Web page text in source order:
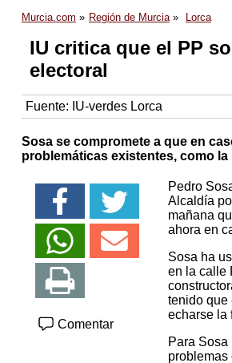
Murcia.com Región de Murcia Lorca
IU critica que el PP
electoral
Fuente: IU-verdes Lorca
Sosa se compromete a que en
problemáticas existentes, como
Comentar
Pedro
Alcaldía
mañana
ahora en
Sosa ha
en la calle
tenido que
echarse la
Para
problemas